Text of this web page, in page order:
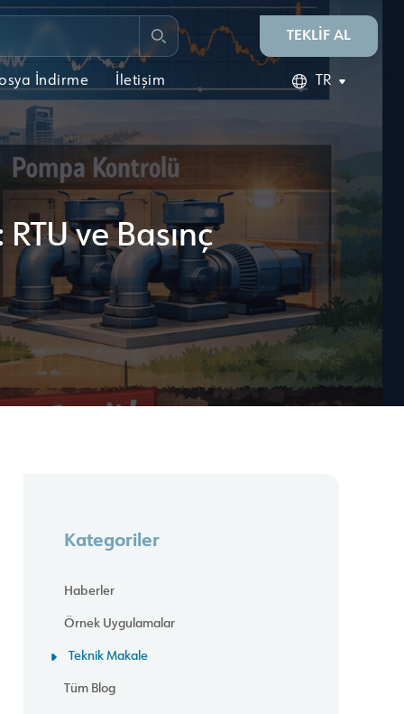
İndirme İletişim
TEKLİF AL
TR
ve Basınç
Kategoriler
Haberler
Örnek Uygulamalar
Teknik Makale
Tüm Blog